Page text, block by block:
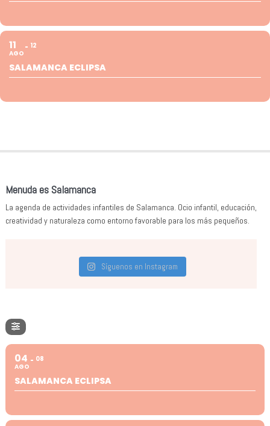
11
AGO
12
SALAMANCA ECLIPSA
Menuda es Salamanca
La agenda de actividades infantiles de Salamanca. Ocio infantil, educación,
creatividad y naturaleza como entorno favorable para los más pequeños.
Síguenos en Instagram
04
AGO
08
SALAMANCA ECLIPSA